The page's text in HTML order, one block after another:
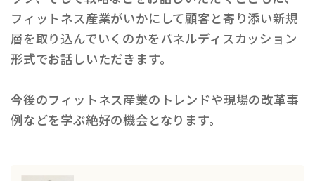
フィットネス産業がいかにして顧客と寄り添い新規
層を取り込んでいくのかをパネルディスカッション
形式でお話しいただきます。
今後のフィットネス産業のトレンドや現場の改革事
例などを学ぶ絶好の機会となります。